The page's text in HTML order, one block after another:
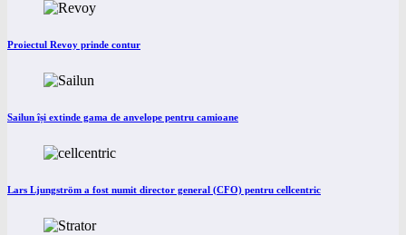
Proiectul Revoy prinde contur
Sailun își extinde gama de anvelope pentru camioane
Lars Ljungström a fost numit director general (CFO) pentru cellcentric